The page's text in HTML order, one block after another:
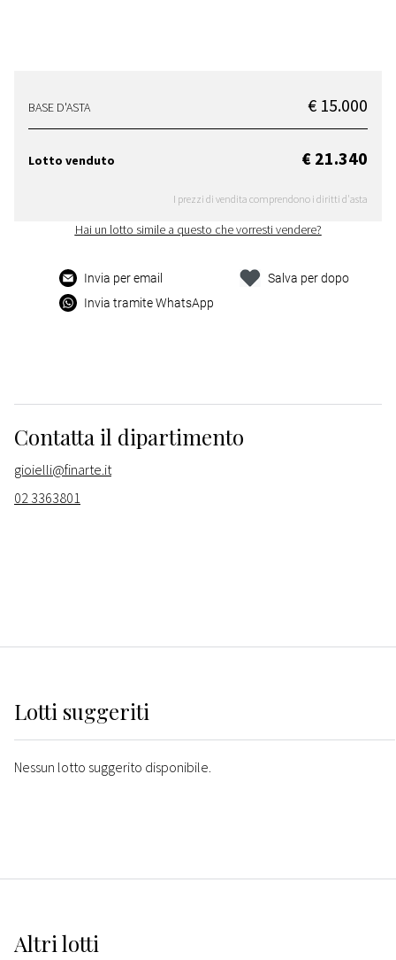
BASE D'ASTA € 15.000
Lotto venduto € 21.340
I prezzi di vendita comprendono i diritti d'asta
Hai un lotto simile a questo che vorresti vendere?
Invia per email
Invia tramite WhatsApp
Salva per dopo
Contatta il dipartimento
gioielli@finarte.it
02 3363801
Lotti suggeriti
Nessun lotto suggerito disponibile.
Altrilotti